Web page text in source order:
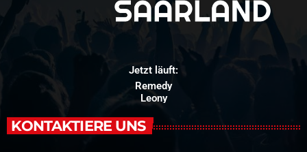
Jetzt läuft:
Remedy
Leony
KONTAKTIERE UNS